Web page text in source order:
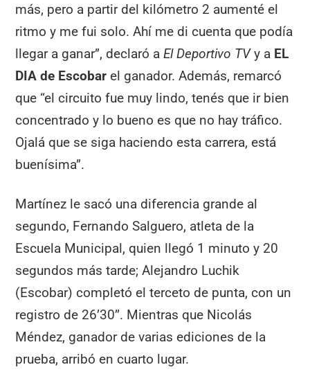
más, pero a partir del kilómetro 2 aumenté el
ritmo y me fui solo. Ahí me di cuenta que podía
llegar a ganar”, declaró aEl Deportivo TVy a EL
DIA de Escobar el ganador. Además, remarcó
que “el circuito fue muy lindo, tenés que ir bien
concentrado y lo bueno es que no hay tráfico.
Ojalá que se siga haciendo esta carrera, está
buenísima”.
Martínez le sacó una diferencia grande al
segundo, Fernando Salguero, atleta de la
Escuela Municipal, quien llegó 1 minuto y 20
segundos más tarde; Alejandro Luchik
(Escobar) completó el terceto de punta, con un
registro de 26’30’’. Mientras que Nicolás
Méndez, ganador de varias ediciones de la
prueba, arribó en cuarto lugar.